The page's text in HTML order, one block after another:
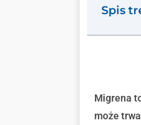
Spis
Migrena
może